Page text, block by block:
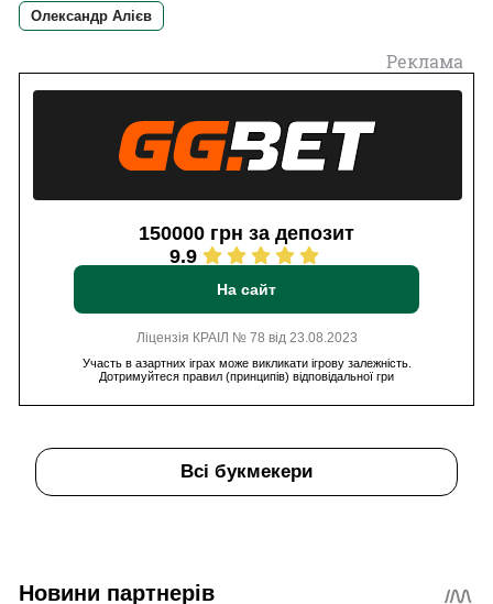
Олександр Алієв
Реклама
150000 грн за депозит
9.9
На сайт
Ліцензія КРАІЛ № 78 від 23.08.2023
Участь в азартних іграх може викликати ігрову залежність.
Дотримуйтеся правил (принципів) відповідальної гри
Всі букмекери